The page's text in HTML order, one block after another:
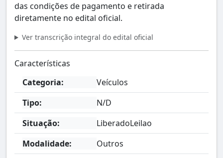
das condições de pagamento e retirada
diretamente no edital oficial.
Ver transcrição integral do edital oficial
Características
Categoria:
Veículos
Tipo:
N/D
Situação:
LiberadoLeilao
Modalidade:
Outros